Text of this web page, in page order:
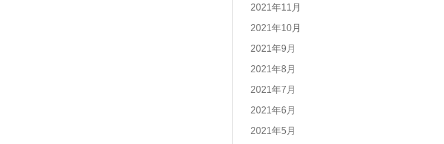
2021年11月
2021年10月
2021年9月
2021年8月
2021年7月
2021年6月
2021年5月